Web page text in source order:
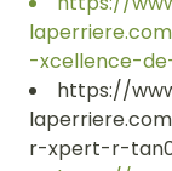
-xcellence-
https://
r-xpert-r-